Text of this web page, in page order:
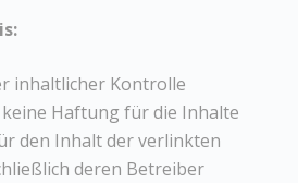
inhaltlicher Kontrolle
Haftung für die Inhalte
den Inhalt der verlinkten
deren Betreiber